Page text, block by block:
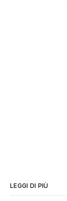
LEGGI DI PIÙ